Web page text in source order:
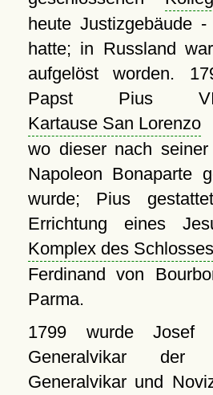
heute Justizgebäude
hatte; in Russland
aufgelöst worden.
Papst Pius
Kartause San Lorenzo
wo dieser nach
Napoleon Bonaparte
wurde; Pius
Errichtung eines
Komplex des Schlosses
Ferdinand von
Parma.
1799 wurde Josef
Generalvikar der
Generalvikar und